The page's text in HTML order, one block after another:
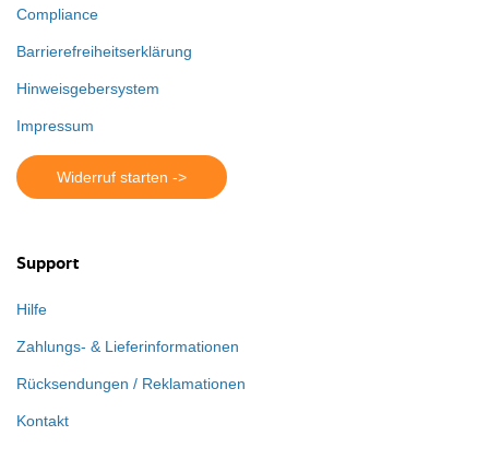
Compliance
Barrierefreiheitserklärung
Hinweisgebersystem
Impressum
Widerruf starten ->
Support
Hilfe
Zahlungs- & Lieferinformationen
Rücksendungen / Reklamationen
Kontakt